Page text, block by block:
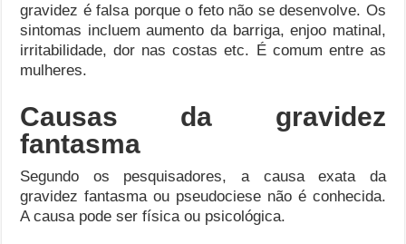
gravidez é falsa porque o feto não se desenvolve. Os
sintomas incluem aumento da barriga, enjoo matinal,
irritabilidade, dor nas costas etc. É comum entre as
mulheres.
Causas da gravidez
fantasma
Segundo os pesquisadores, a causa exata da
gravidez fantasma ou pseudociese não é conhecida.
A causa pode ser física ou psicológica.